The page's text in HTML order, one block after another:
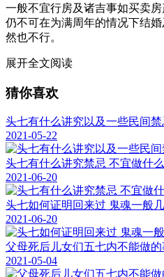
一般不宜行房及诸吉事如买卖
仍不可在为满周年的情况下结
然也不行。
展开全文阅读
猜你喜欢
头七有什么讲究以及一些民间
2021-05-22
头七有什么讲究禁忌 不宜做什
2021-06-20
头七如何证明回来过 鬼魂一般
2021-06-20
父母死后儿女们五七内不能做
2021-05-04